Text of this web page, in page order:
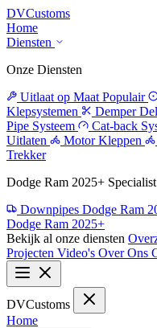
DVCustoms
Home
Diensten
Onze Diensten
Uitlaat op Maat Populair
Klepsystemen
Demper
Pipe Systeem
Cat-back
Uitlaten
Motor Kleppen
Trekker
Dodge Ram 2025+ Specialist
Downpipes Dodge Ram
Dodge Ram 2025+
Bekijk al onze diensten
Projecten Video's Over Ons
DVCustoms
Home